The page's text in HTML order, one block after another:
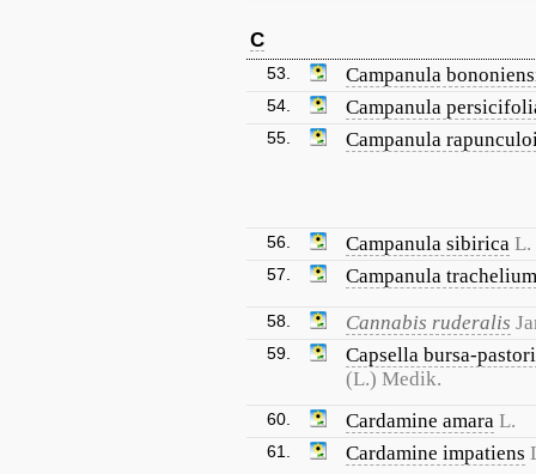
C
53. Campanula
54. Campanula
55. Campanula
56. Campanula sibirica L.
57. Campanula trachelium
58. Cannabis ruderalis
59.
Capsella bursa-
(L.) Medik.
60. Cardamine amara L.
61. Cardamine impatiens